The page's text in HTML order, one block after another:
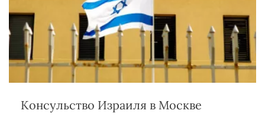
Консульство Израиля в Москве